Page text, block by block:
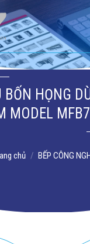
BỐN HỌNG
MODEL
chủ / BẾP CÔNG